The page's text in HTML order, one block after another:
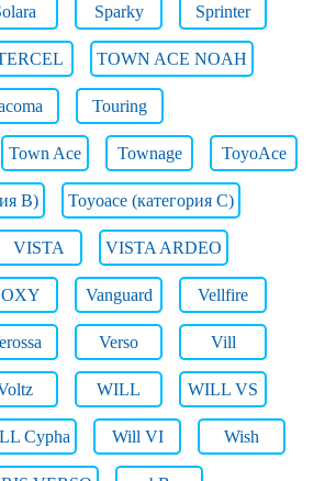
Sparky Sprinter
TOWN ACE NOAH
Touring
Town Ace Townage ToyoAce
B) Toyoace (категория C)
VISTA VISTA ARDEO
Vanguard Vellfire
Verso Vill
WILL WILL VS
Cypha Will VI Wish